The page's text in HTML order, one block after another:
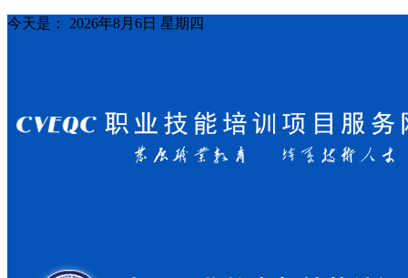
今天是： 2026年8月6日 星期四